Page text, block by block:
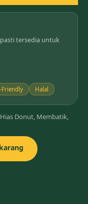
tersedia untuk
Friendly Halal
Donut, Membatik,